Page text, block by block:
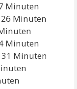
Minuten
Minuten
Minuten
Minuten